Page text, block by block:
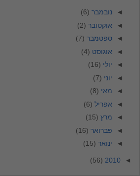
◄ נובמבר (6)
◄ אוקטובר (2)
◄ ספטמבר (7)
◄ אוגוסט (4)
◄ יולי (16)
◄ יוני (7)
◄ מאי (8)
◄ אפריל (6)
◄ מרץ (15)
◄ פברואר (16)
◄ ינואר (15)
◄
2010
(56)